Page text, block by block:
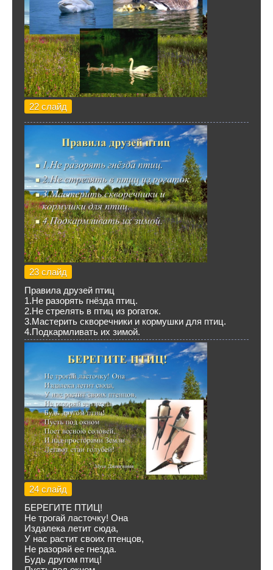
22 слайд
23 слайд
Правила друзей птиц
1.Не разорять гнёзда птиц.
2.Не стрелять в птиц из рогаток.
3.Мастерить скворечники и кормушки для птиц.
4.Подкармливать их зимой.
24 слайд
БЕРЕГИТЕ ПТИЦ!
Не трогай ласточку! Она
Издалека летит сюда,
У нас растит своих птенцов,
Не разоряй ее гнезда.
Будь другом птиц!